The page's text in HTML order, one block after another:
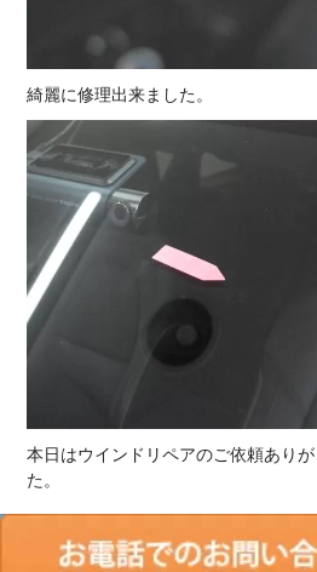
綺麗に修理出来ました。
本日はウインドリペアのご依頼あり
た。